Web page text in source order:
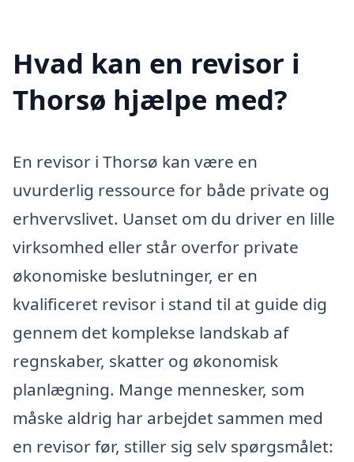
Hvad kan en revisor i
Thorsø hjælpe med?
En revisor i Thorsø kan være en
uvurderlig ressource for både private og
erhvervslivet. Uanset om du driver en lille
virksomhed eller står overfor private
økonomiske beslutninger, er en
kvalificeret revisor i stand til at guide dig
gennem det komplekse landskab af
regnskaber, skatter og økonomisk
planlægning. Mange mennesker, som
måske aldrig har arbejdet sammen med
en revisor før, stiller sig selv spørgsmålet: